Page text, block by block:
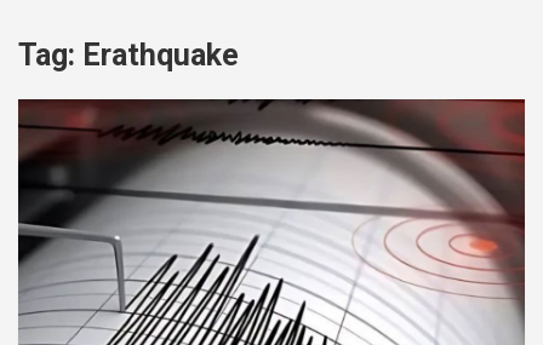
Tag: Erathquake